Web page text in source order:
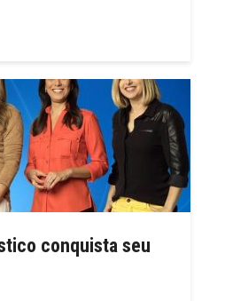
conquista seu